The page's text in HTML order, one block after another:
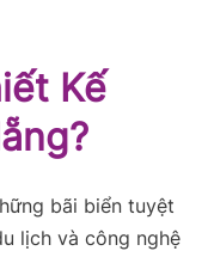
Kế
bãi biển tuyệt
lịch và công nghệ